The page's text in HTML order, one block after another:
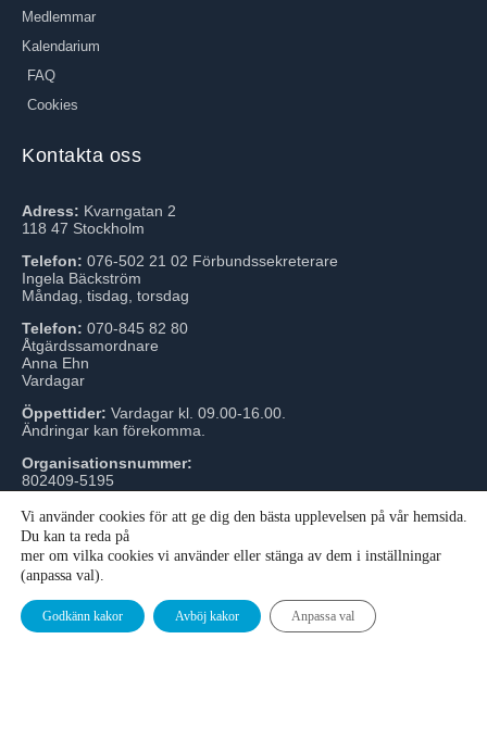
Medlemmar
Kalendarium
FAQ
Cookies
Kontakta oss
Adress: Kvarngatan 2
118 47 Stockholm
Telefon: 076-502 21 02 Förbundssekreterare
Ingela Bäckström
Måndag, tisdag, torsdag
Telefon: 070-845 82 80
Åtgärdssamordnare
Anna Ehn
Vardagar
Öppettider: Vardagar kl. 09.00-16.00.
Ändringar kan förekomma.
Organisationsnummer:
802409-5195
© SKVVF All rights reserved - With ♡ from acrowd
Vi använder cookies för att ge dig den bästa upplevelsen på vår hemsida.
Du kan ta reda på
mer om vilka cookies vi använder eller stänga av dem i inställningar
(anpassa val).
Godkänn kakor Avböj kakor Anpassa val